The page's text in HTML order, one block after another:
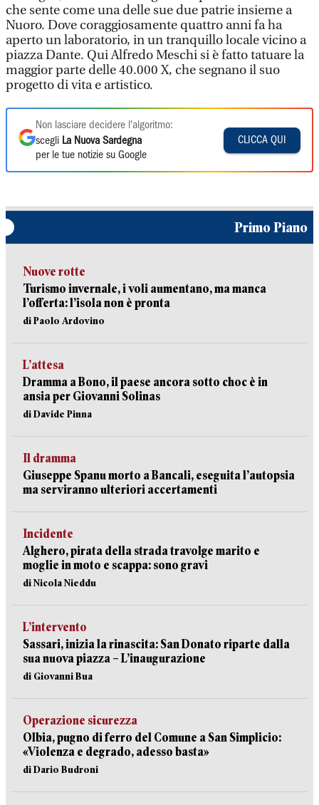
che sente come una delle sue due patrie insieme a
Nuoro. Dove coraggiosamente quattro anni fa ha
aperto un laboratorio, in un tranquillo locale vicino a
piazza Dante. Qui Alfredo Meschi si è fatto tatuare la
maggior parte delle 40.000 X, che segnano il suo
progetto di vita e artistico.
Non lasciare decidere l'algoritmo:
scegli La Nuova Sardegna
per le tue notizie su Google
CLICCA QUI
Primo Piano
Nuove rotte
Turismo invernale, i voli aumentano, ma manca
l’offerta: l’isola non è pronta
di Paolo Ardovino
L’attesa
Dramma a Bono, il paese ancora sotto choc è in
ansia per Giovanni Solinas
di Davide Pinna
Il dramma
Giuseppe Spanu morto a Bancali, eseguita l’autopsia
ma serviranno ulteriori accertamenti
Incidente
Alghero, pirata della strada travolge marito e
moglie in moto e scappa: sono gravi
di Nicola Nieddu
L’intervento
Sassari, inizia la rinascita: San Donato riparte dalla
sua nuova piazza – L’inaugurazione
di Giovanni Bua
Operazione sicurezza
Olbia, pugno di ferro del Comune a San Simplicio:
«Violenza e degrado, adesso basta»
di Dario Budroni